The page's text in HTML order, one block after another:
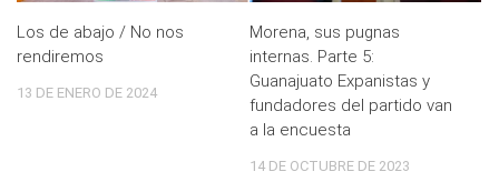
Los de abajo / No nos
rendiremos
13 DE ENERO DE 2024
Morena, sus pugnas
internas. Parte 5:
Guanajuato Expanistas y
fundadores del partido van
a la encuesta
14 DE OCTUBRE DE 2023